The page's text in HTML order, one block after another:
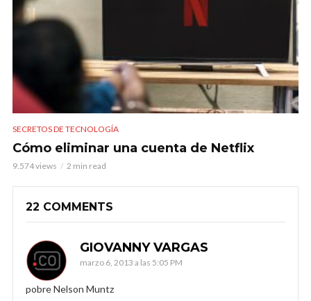
SECRETOS DE TECNOLOGÍA
Cómo eliminar una cuenta de Netflix
9.574 views 2 min read
22 COMMENTS
GIOVANNY VARGAS
marzo 6, 2013 a las 5:05 PM
pobre Nelson Muntz